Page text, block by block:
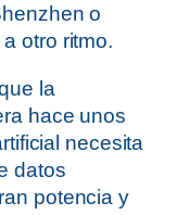
o
otro ritmo.
la
hace unos
necesita
datos
potencia y